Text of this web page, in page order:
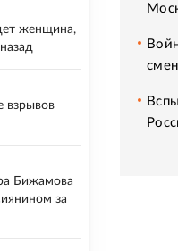
женщина,
взрывов
Бижамова
за